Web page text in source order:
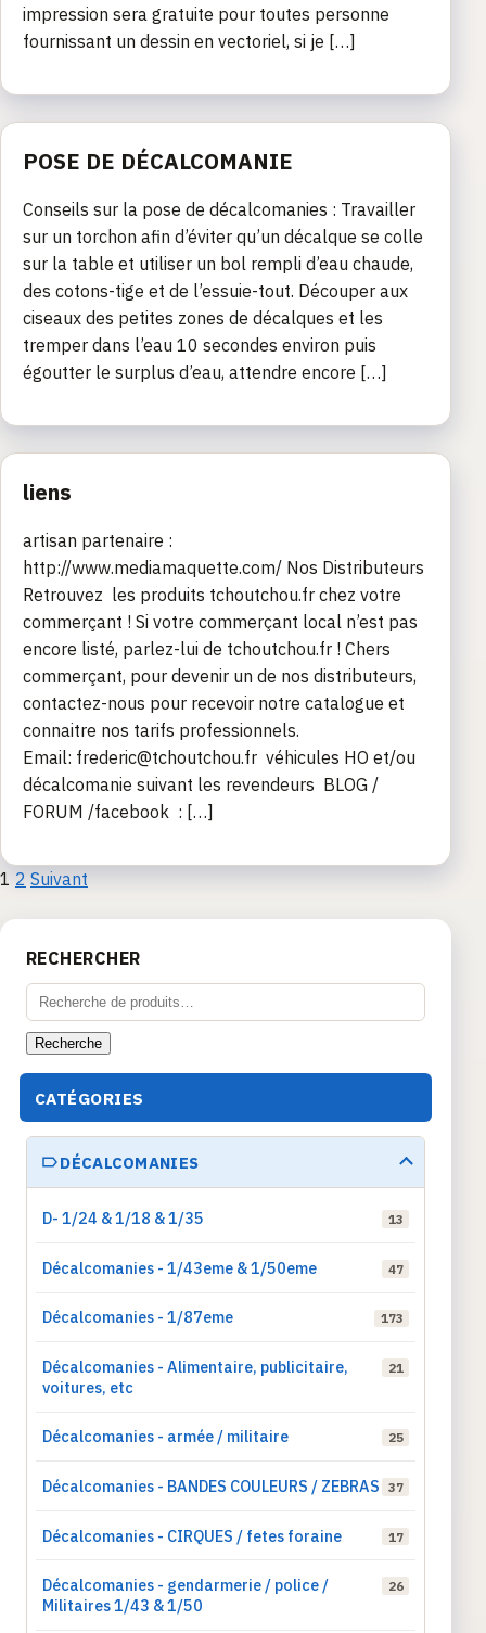
impression sera gratuite pour toutes personne
fournissant un dessin en vectoriel, si je […]
POSE DE DÉCALCOMANIE
Conseils sur la pose de décalcomanies : Travailler
sur un torchon afin d’éviter qu’un décalque se colle
sur la table et utiliser un bol rempli d’eau chaude,
des cotons-tige et de l’essuie-tout. Découper aux
ciseaux des petites zones de décalques et les
tremper dans l’eau 10 secondes environ puis
égoutter le surplus d’eau, attendre encore […]
liens
artisan partenaire :
http://www.mediamaquette.com/ Nos Distributeurs
Retrouvez les produits tchoutchou.fr chez votre
commerçant ! Si votre commerçant local n’est pas
encore listé, parlez-lui de tchoutchou.fr ! Chers
commerçant, pour devenir un de nos distributeurs,
contactez-nous pour recevoir notre catalogue et
connaitre nos tarifs professionnels.
Email: frederic@tchoutchou.fr véhicules HO et/ou
décalcomanie suivant les revendeurs BLOG /
FORUM /facebook : […]
Pagination
des
publications
1 2 Suivant
RECHERCHER
Recherche
pour :
Recherche
CATÉGORIES
DÉCALCOMANIES
D- 1/24 & 1/18 & 1/35 13
Décalcomanies - 1/43eme & 1/50eme 47
Décalcomanies - 1/87eme 173
Décalcomanies - Alimentaire, publicitaire,
voitures, etc
21
Décalcomanies - armée / militaire 25
Décalcomanies - BANDES COULEURS / ZEBRAS 37
Décalcomanies - CIRQUES / fetes foraine 17
Décalcomanies - gendarmerie / police /
Militaires 1/43 & 1/50
26